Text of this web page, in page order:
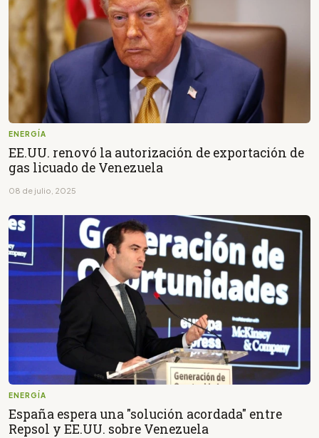
ENERGÍA
EE.UU. renovó la autorización de exportación de
gas licuado de Venezuela
08 de julio, 2025
ENERGÍA
España espera una "solución acordada" entre
Repsol y EE.UU. sobre Venezuela